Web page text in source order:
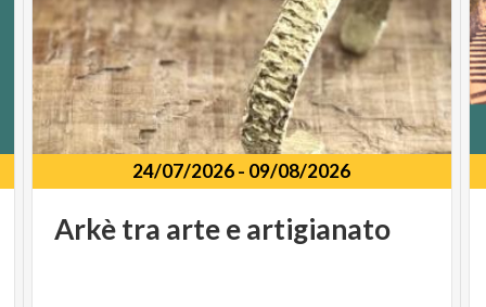
24/07/2026- 09/08/2026
Arkètra arteeartigianato